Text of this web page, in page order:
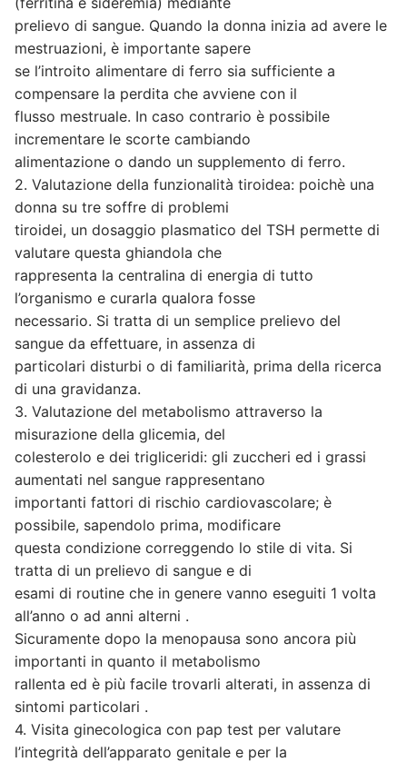
prelievo di sangue. Quando la donna inizia ad avere le
mestruazioni, è importante sapere
se l’introito alimentare di ferro sia sufficiente a
compensare la perdita che avviene con il
flusso mestruale. In caso contrario è possibile
incrementare le scorte cambiando
alimentazione o dando un supplemento di ferro.
2. Valutazione della funzionalità tiroidea: poichè una
donna su tre soffre di problemi
tiroidei, un dosaggio plasmatico del TSH permette di
valutare questa ghiandola che
rappresenta la centralina di energia di tutto
l’organismo e curarla qualora fosse
necessario. Si tratta di un semplice prelievo del
sangue da effettuare, in assenza di
particolari disturbi o di familiarità, prima della ricerca
di una gravidanza.
3. Valutazione del metabolismo attraverso la
misurazione della glicemia, del
colesterolo e dei trigliceridi: gli zuccheri ed i grassi
aumentati nel sangue rappresentano
importanti fattori di rischio cardiovascolare; è
possibile, sapendolo prima, modificare
questa condizione correggendo lo stile di vita. Si
tratta di un prelievo di sangue e di
esami di routine che in genere vanno eseguiti 1 volta
all’anno o ad anni alterni .
Sicuramente dopo la menopausa sono ancora più
importanti in quanto il metabolismo
rallenta ed è più facile trovarli alterati, in assenza di
sintomi particolari .
4. Visita ginecologica con pap test per valutare
l’integrità dell’apparato genitale e per la